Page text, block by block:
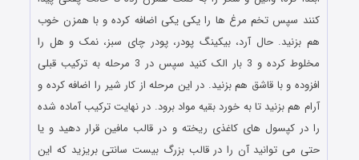
کنند سپس تخم مرغ ها را یکی یکی اضافه کرده و با همزن خوب
هم بزنید. حال آرد، بیکینگ پودر، پودر چای سبز، نمک و هل را
مخلوط کرده و 3 بار الک کنید سپس در 3 مرحله به ترکیب قبلی
افزوده و با قاشق هم بزنید. در این مرحله از کار شیر را اضافه کرده و
آرام هم بزنید تا به خورد بقیه مواد برود. در نهایت ترکیب آماده شده
را در کپسول های کاغذی ریخته و در قالب مافین قرار دهید و ‌یا
حتی می توانید آن را در قالب بزرگ بیست سانتی ‌بریزید که این